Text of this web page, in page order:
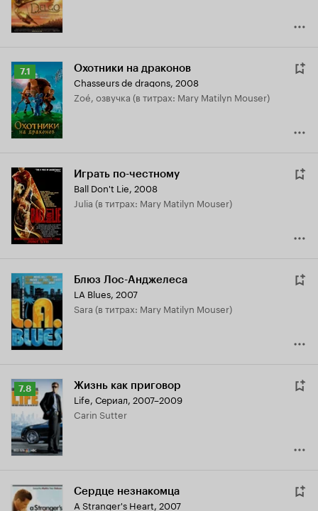
Рейтинг
Кинопоиска
7.1
7.1 Охотники на драконов
Chasseurs de dragons, 2008
Zoé, озвучка (в титрах: Mary Matilyn Mouser)
Играть по-честному
Ball Don't Lie, 2008
Julia (в титрах: Mary Matilyn Mouser)
Блюз Лос-Анджелеса
LA Blues, 2007
Sara (в титрах: Mary Matilyn Mouser)
Рейтинг
Кинопоиска
7.8
7.8 Жизнь как приговор
Life, Сериал, 2007–2009
Carin Sutter
Сердце незнакомца
A Stranger's Heart, 2007